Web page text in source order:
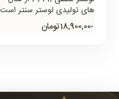
های تولیدی لوستر سنتر است
محصول به نمایش در آمد..
18,900,000تومان